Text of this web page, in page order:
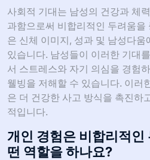
사회적 기대는 남성의 건강과 체
과함으로써 비합리적인 두려움을
은 신체 이미지, 성과 및 남성다
있습니다. 남성들이 이러한 기대
서 스트레스와 자기 의심을 경험
웰빙을 저해할 수 있습니다. 이러
은 더 건강한 사고 방식을 촉진하
적입니다.
개인 경험은 비합리적인
떤 역할을 하나요?